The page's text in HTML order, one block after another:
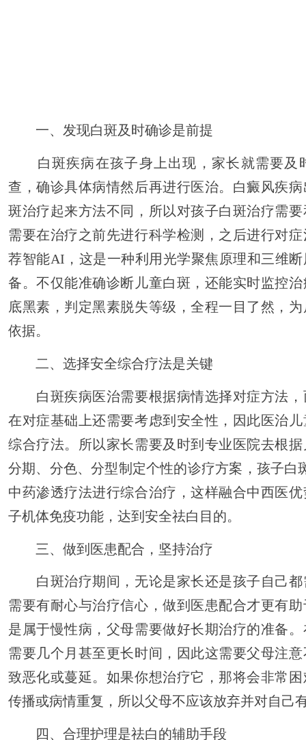
一、发现白斑及时确诊是前提
白斑疾病在孩子身上出现，家长就需要及
查，确诊具体病情然后再进行医治。白癜风疾
斑治疗起来方法不同，所以对孩子白斑治疗需
需要在治疗之前先进行科学检测，之后进行对
荐智能AI，这是一种利用光学聚焦原理和三维
备。不仅能准确诊断儿童白斑，还能实时监控
底黑素，判定黑素脱失等级，全程一目了然，
依据。
二、选择安全综合疗法是关键
白斑疾病医治需要根据病情选择对症方法，
在对症基础上还需要考虑到安全性，因此医治
综合疗法。所以家长需要及时到专业医院去根
分期、分色、分型制定个性的诊疗方案，孩子白
中药渗透疗法进行综合治疗，这样融合中西医
子机体免疫功能，达到安全祛白目的。
三、做到医患配合，坚持治疗
白斑治疗期间，无论是家长还是孩子自己都
需要有耐心与治疗信心，做到医患配合才更有
是属于慢性病，父母需要做好长期治疗的准备
需要几个月甚至更长时间，因此这需要父母注
致恶化或蔓延。如果你想治疗它，那将会非常
传播或病情重复，所以父母不应该放弃并对自己
四、合理护理是祛白的辅助手段